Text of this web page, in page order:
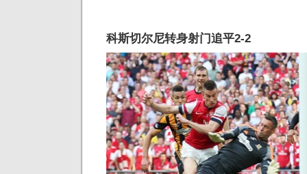
科斯切尔尼转身射门追平2-2